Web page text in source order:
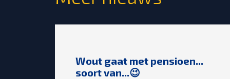
Wout gaat met pensioen...
soort van...😉